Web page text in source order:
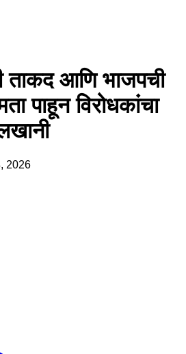
ताकद आणि भाजपची
पाहून विरोधकांचा
2026